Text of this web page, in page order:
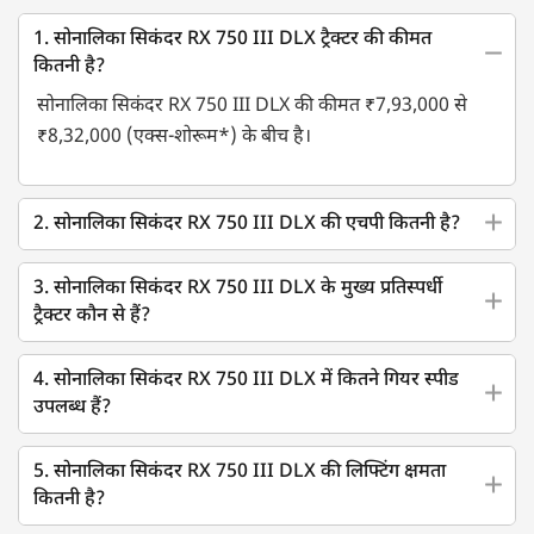
1. सोनालिका सिकंदर RX 750 III DLX ट्रैक्टर की कीमत
कितनी है?
सोनालिका सिकंदर RX 750 III DLX की कीमत ₹7,93,000 से
₹8,32,000 (एक्स-शोरूम*) के बीच है।
2. सोनालिका सिकंदर RX 750 III DLX की एचपी कितनी है?
3. सोनालिका सिकंदर RX 750 III DLX के मुख्य प्रतिस्पर्धी
ट्रैक्टर कौन से हैं?
4. सोनालिका सिकंदर RX 750 III DLX में कितने गियर स्पीड
उपलब्ध हैं?
5. सोनालिका सिकंदर RX 750 III DLX की लिफ्टिंग क्षमता
कितनी है?